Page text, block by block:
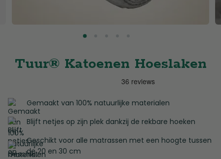
Tuur® Katoenen Hoeslaken
Gemaakt van 100% natuurlijke materialen
Blijft netjes op zijn plek dankzij de rekbare hoeken
Geschikt voor alle matrassen met een hoogte tussen
de 20 en 30 cm